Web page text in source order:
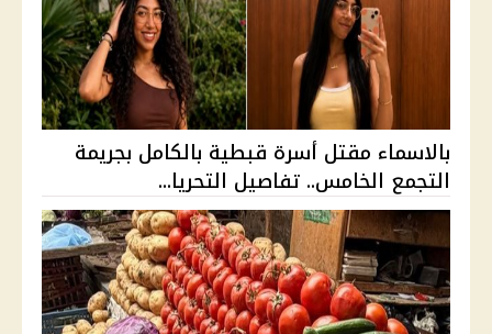
بالاسماء مقتل أسرة قبطية بالكامل بجريمة
التجمع الخامس.. تفاصيل التحريا...